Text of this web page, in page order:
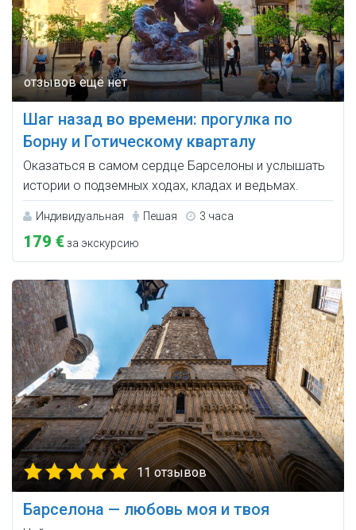
Шаг назад во времени: прогулка по
Борну и Готическому кварталу
Оказаться в самом сердце Барселоны и услышать
истории о подземных ходах, кладах и ведьмах.
Индивидуальная Пешая 3 часа
179 €за экскурсию
11 отзывов
Барселона — любовь моя и твоя